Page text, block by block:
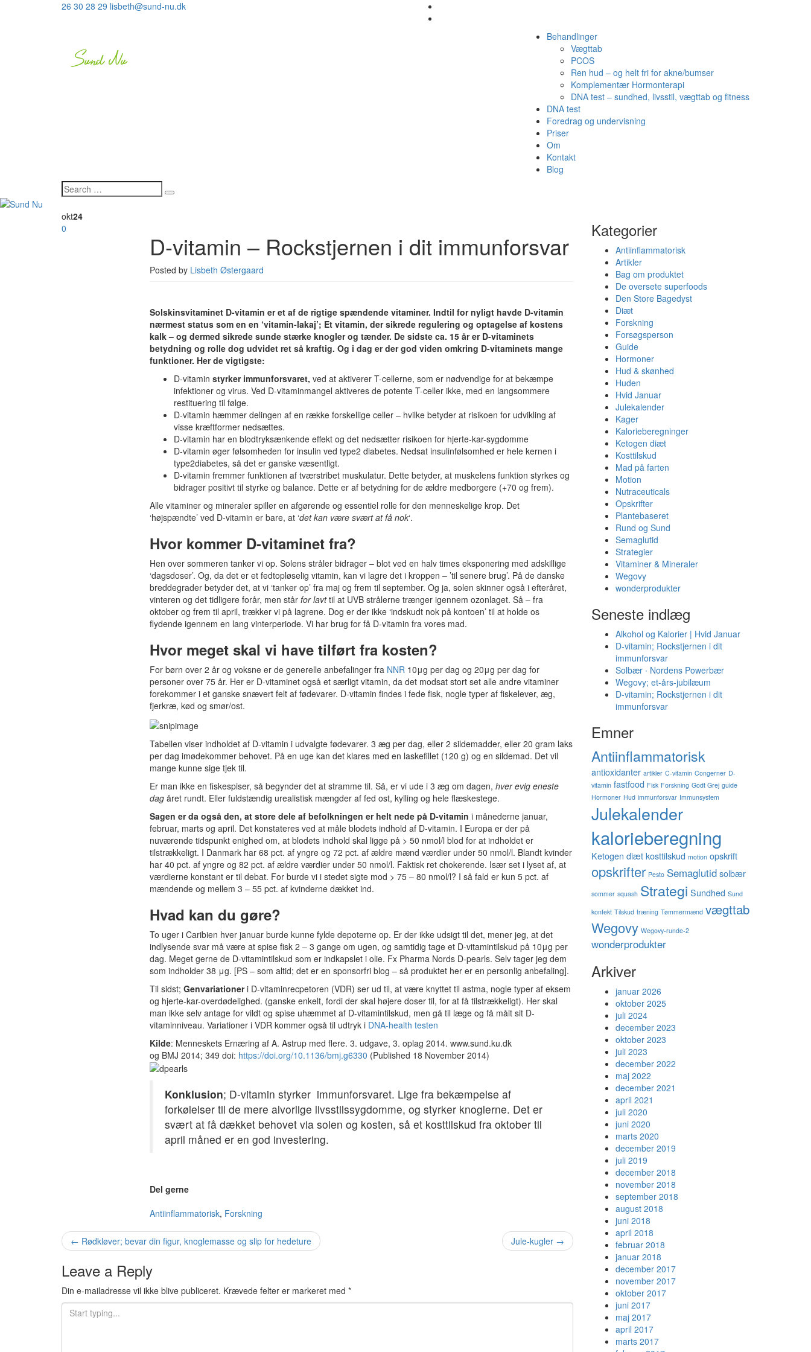
26 30 28 29 lisbeth@sund-nu.dk
Behandlinger
Vægttab
PCOS
Ren hud – og helt fri for akne/bumser
Komplementær Hormonterapi
DNA test – sundhed, livsstil, vægttab og fitness
DNA test
Foredrag og undervisning
Priser
Om
Kontakt
Blog
okt24
0
D-vitamin – Rockstjernen i dit immunforsvar
Posted by Lisbeth Østergaard
Solskinsvitaminet D-vitamin er et af de rigtige spændende vitaminer. Indtil for nyligt havde D-vitamin
nærmest status som en en ‘vitamin-lakaj’; Et vitamin, der sikrede regulering og optagelse af kostens
kalk – og dermed sikrede sunde stærke knogler og tænder. De sidste ca. 15 år er D-vitaminets
betydning og rolle dog udvidet ret så kraftig. Og i dag er der god viden omkring D-vitaminets mange
funktioner. Her de vigtigste:
D-vitaminstyrker immunforsvaret, ved at aktiverer T-cellerne, som er nødvendige for at bekæmpe
infektioner og virus. Ved D-vitaminmangel aktiveres de potente T-celler ikke, med en langsommere
restituering til følge.
D-vitamin hæmmer delingen af en række forskellige celler – hvilke betyder at risikoen for udvikling af
visse kræftformer nedsættes.
D-vitamin har en blodtryksænkende effekt og det nedsætter risikoen for hjerte-kar-sygdomme
D-vitamin øger følsomheden for insulin ved type2 diabetes. Nedsat insulinfølsomhed er hele kernen i
type2diabetes, så det er ganske væsentligt.
D-vitamin fremmer funktionen af tværstribet muskulatur. Dette betyder, at muskelens funktion styrkes og
bidrager positivt til styrke og balance. Dette er af betydning for de ældre medborgere (+70 og frem).
Alle vitaminer og mineraler spiller en afgørende og essentiel rolle for den menneskelige krop. Det
‘højspændte’ ved D-vitamin er bare, at ‘det kan være svært at få nok‘.
Hvor kommer D-vitaminet fra?
Hen over sommeren tanker vi op. Solens stråler bidrager – blot ved en halv times eksponering med adskillige
‘dagsdoser’. Og, da det er et fedtopløselig vitamin, kan vi lagre det i kroppen – ’til senere brug’. På de danske
breddegrader betyder det, at vi ‘tanker op’ fra maj og frem til september. Og ja, solen skinner også i efteråret,
vinteren og det tidligere forår, men stårfor lavttil at UVB strålerne trænger igennem ozonlaget. Så – fra
oktober og frem til april, trækker vi på lagrene. Dog er der ikke ‘indskudt nok på kontoen’ til at holde os
flydende igennem en lang vinterperiode. Vi har brug for få D-vitamin fra vores mad.
Hvor meget skal vi have tilført fra kosten?
For børn over 2 år og voksne er de generelle anbefalinger fra NNR 10μg per dag og 20μg per dag for
personer over 75 år. Her er D-vitaminet også et særligt vitamin, da det modsat stort set alle andre vitaminer
forekommer i et ganske snævert felt af fødevarer. D-vitamin findes i fede fisk, nogle typer af fiskelever, æg,
fjerkræ, kød og smør/ost.
Tabellen viser indholdet af D-vitamin i udvalgte fødevarer. 3 æg per dag, eller 2 sildemadder, eller 20 gram laks
per dag imødekommer behovet. På en uge kan det klares med en laskefillet (120 g) og en sildemad. Det vil
mange kunne sige tjek til.
Er man ikke en fiskespiser, så begynder det at stramme til. Så, er vi ude i 3 æg om dagen,hver evig eneste
dag året rundt. Eller fuldstændig urealistisk mængder af fed ost, kylling og hele flæskestege.
Sagen er da også den, at store dele af befolkningen er helt nede på D-vitamin i månederne januar,
februar, marts og april. Det konstateres ved at måle blodets indhold af D-vitamin. I Europa er der på
nuværende tidspunkt enighed om, at blodets indhold skal ligge på > 50 nmol/l blod for at indholdet er
tilstrækkeligt. I Danmark har 68 pct. af yngre og 72 pct. af ældre mænd værdier under 50 nmol/l. Blandt kvinder
har 40 pct. af yngre og 82 pct. af ældre værdier under 50 nmol/l. Faktisk ret chokerende. Især set i lyset af, at
værdierne konstant er til debat. For burde vi i stedet sigte mod > 75 – 80 nmol/l? I så fald er kun 5 pct. af
mændende og mellem 3 – 55 pct. af kvinderne dækket ind.
Hvad kan du gøre?
To uger i Caribien hver januar burde kunne fylde depoterne op. Er der ikke udsigt til det, mener jeg, at det
indlysende svar må være at spise fisk 2 – 3 gange om ugen, og samtidig tage et D-vitamintilskud på 10μg per
dag. Meget gerne de D-vitamintilskud som er indkapslet i olie. Fx Pharma Nords D-pearls. Selv tager jeg dem
som indholder 38 μg. [PS – som altid; det er en sponsorfri blog – så produktet her er en personlig anbefaling].
Til sidst;Genvariationeri D-vitaminrecpetoren (VDR) ser ud til, at være knyttet til astma, nogle typer af eksem
og hjerte-kar-overdødelighed. (ganske enkelt, fordi der skal højere doser til, for at få tilstrækkeligt). Her skal
man ikke selv antage for vildt og spise uhæmmet af D-vitamintilskud, men gå til læge og få målt sit D-
vitaminniveau. Variationer i VDR kommer også til udtryk i DNA-health testen
Kilde: Menneskets Ernæring af A. Astrup med flere. 3. udgave, 3. oplag 2014. www.sund.ku.dk
og BMJ 2014;349 doi: https://doi.org/10.1136/bmj.g6330 (Published 18 November 2014)
Konklusion; D-vitamin styrker immunforsvaret. Lige fra bekæmpelse af
forkølelser til de mere alvorlige livsstilssygdomme, og styrker knoglerne. Det er
svært at få dækket behovet via solen og kosten, så et kosttilskud fra oktober til
april måned er en god investering.
Del gerne
Antiinflammatorisk, Forskning
Post
navigation
← Rødkløver; bevar din figur, knoglemasse og slip for hedeture Jule-kugler →
Leave a Reply
Din e-mailadresse vil ikke blive publiceret. Krævede felter er markeret med *
Kategorier
Antiinflammatorisk
Artikler
Bag om produktet
De oversete superfoods
Den Store Bagedyst
Diæt
Forskning
Forsøgsperson
Guide
Hormoner
Hud & skønhed
Huden
Hvid Januar
Julekalender
Kager
Kalorieberegninger
Ketogen diæt
Kosttilskud
Mad på farten
Motion
Nutraceuticals
Opskrifter
Plantebaseret
Rund og Sund
Semaglutid
Strategier
Vitaminer & Mineraler
Wegovy
wonderprodukter
Seneste indlæg
Alkohol og Kalorier | Hvid Januar
D-vitamin; Rockstjernen i dit
immunforsvar
Solbær ∙ Nordens Powerbær
Wegovy; et-års-jubilæum
D-vitamin; Rockstjernen i dit
immunforsvar
Emner
Antiinflammatorisk
antioxidanter artikler C-vitamin Congerner D-
vitamin fastfood Fisk Forskning Godt Grej guide
Hormoner Hud immunforsvar Immunsystem
Julekalender
kalorieberegning
Ketogen diæt kosttilskud motion opskrift
opskrifter Pesto Semaglutid solbær
sommer squash Strategi Sundhed Sund
konfekt Tilskud træning Tømmermænd vægttab
Wegovy Wegovy-runde-2
wonderprodukter
Arkiver
januar 2026
oktober 2025
juli 2024
december 2023
oktober 2023
juli 2023
december 2022
maj 2022
december 2021
april 2021
juli 2020
juni 2020
marts 2020
december 2019
juli 2019
december 2018
november 2018
september 2018
august 2018
juni 2018
april 2018
februar 2018
januar 2018
december 2017
november 2017
oktober 2017
juni 2017
maj 2017
april 2017
marts 2017